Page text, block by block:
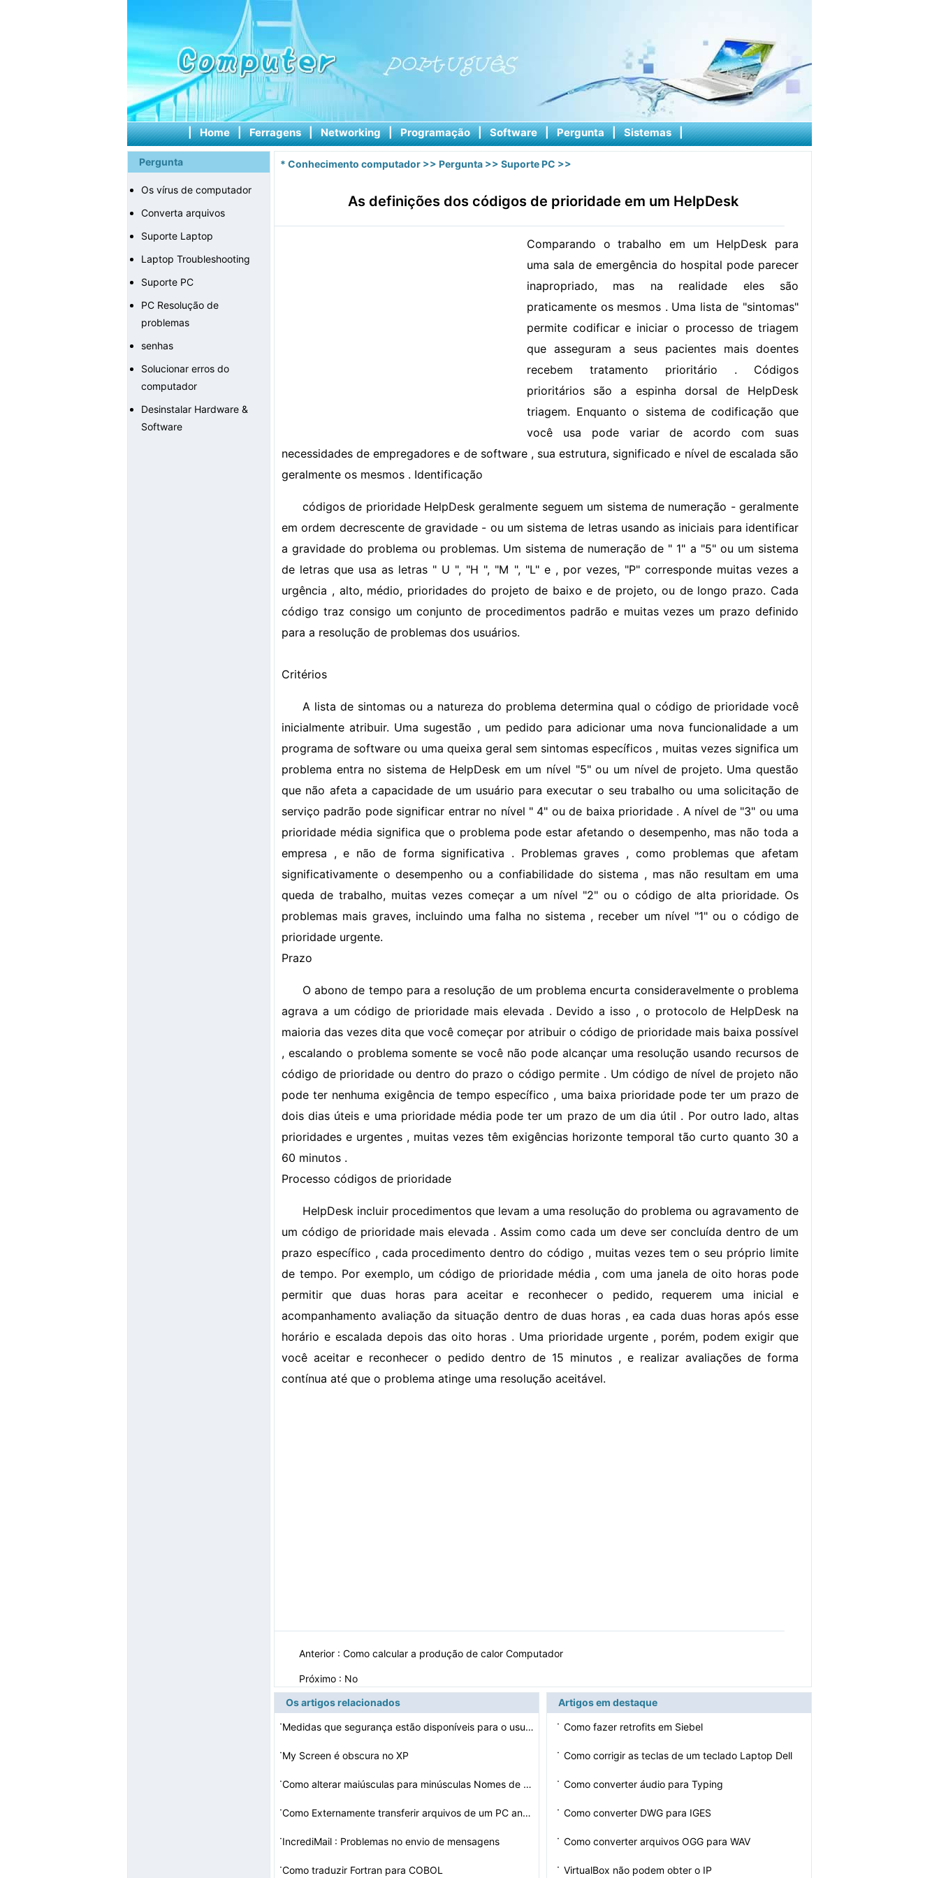
| Home | Ferragens | Networking | Programação | Software | Pergunta | Sistemas |
Pergunta
Os vírus de computador
Converta arquivos
Suporte Laptop
Laptop Troubleshooting
Suporte PC
PC Resolução de
problemas
senhas
Solucionar erros do
computador
Desinstalar Hardware &
Software
* Conhecimento computador >> Pergunta >> Suporte PC >>
As definições dos códigos de prioridade em um HelpDesk
Comparando o trabalho em um HelpDesk para
uma sala de emergência do hospital pode parecer
inapropriado, mas na realidade eles são
praticamente os mesmos . Uma lista de "sintomas"
permite codificar e iniciar o processo de triagem
que asseguram a seus pacientes mais doentes
recebem tratamento prioritário . Códigos
prioritários são a espinha dorsal de HelpDesk
triagem. Enquanto o sistema de codificação que
você usa pode variar de acordo com suas
necessidades de empregadores e de software , sua estrutura, significado e nível de escalada são
geralmente os mesmos . Identificação
códigos de prioridade HelpDesk geralmente seguem um sistema de numeração - geralmente
em ordem decrescente de gravidade - ou um sistema de letras usando as iniciais para identificar
a gravidade do problema ou problemas. Um sistema de numeração de " 1" a "5" ou um sistema
de letras que usa as letras " U ", "H ", "M ", "L" e , por vezes, "P" corresponde muitas vezes a
urgência , alto, médio, prioridades do projeto de baixo e de projeto, ou de longo prazo. Cada
código traz consigo um conjunto de procedimentos padrão e muitas vezes um prazo definido
para a resolução de problemas dos usuários.
Critérios
A lista de sintomas ou a natureza do problema determina qual o código de prioridade você
inicialmente atribuir. Uma sugestão , um pedido para adicionar uma nova funcionalidade a um
programa de software ou uma queixa geral sem sintomas específicos , muitas vezes significa um
problema entra no sistema de HelpDesk em um nível "5" ou um nível de projeto. Uma questão
que não afeta a capacidade de um usuário para executar o seu trabalho ou uma solicitação de
serviço padrão pode significar entrar no nível " 4" ou de baixa prioridade . A nível de "3" ou uma
prioridade média significa que o problema pode estar afetando o desempenho, mas não toda a
empresa , e não de forma significativa . Problemas graves , como problemas que afetam
significativamente o desempenho ou a confiabilidade do sistema , mas não resultam em uma
queda de trabalho, muitas vezes começar a um nível "2" ou o código de alta prioridade. Os
problemas mais graves, incluindo uma falha no sistema , receber um nível "1" ou o código de
prioridade urgente.
Prazo
O abono de tempo para a resolução de um problema encurta consideravelmente o problema
agrava a um código de prioridade mais elevada . Devido a isso , o protocolo de HelpDesk na
maioria das vezes dita que você começar por atribuir o código de prioridade mais baixa possível
, escalando o problema somente se você não pode alcançar uma resolução usando recursos de
código de prioridade ou dentro do prazo o código permite . Um código de nível de projeto não
pode ter nenhuma exigência de tempo específico , uma baixa prioridade pode ter um prazo de
dois dias úteis e uma prioridade média pode ter um prazo de um dia útil . Por outro lado, altas
prioridades e urgentes , muitas vezes têm exigências horizonte temporal tão curto quanto 30 a
60 minutos .
Processo códigos de prioridade
HelpDesk incluir procedimentos que levam a uma resolução do problema ou agravamento de
um código de prioridade mais elevada . Assim como cada um deve ser concluída dentro de um
prazo específico , cada procedimento dentro do código , muitas vezes tem o seu próprio limite
de tempo. Por exemplo, um código de prioridade média , com uma janela de oito horas pode
permitir que duas horas para aceitar e reconhecer o pedido, requerem uma inicial e
acompanhamento avaliação da situação dentro de duas horas , ea cada duas horas após esse
horário e escalada depois das oito horas . Uma prioridade urgente , porém, podem exigir que
você aceitar e reconhecer o pedido dentro de 15 minutos , e realizar avaliações de forma
contínua até que o problema atinge uma resolução aceitável.
Anterior : Como calcular a produção de calor Computador
Próximo : No
Os artigos relacionados
·
Medidas que segurança estão disponíveis para o usuá…
·My Screen é obscura no XP
· Como alterar maiúsculas para minúsculas Nomes de past…
· Como Externamente transferir arquivos de um PC antigo p…
·IncrediMail : Problemas no envio de mensagens
·Como traduzir Fortran para COBOL
Artigos em destaque
· Como fazer retrofits em Siebel
· Como corrigir as teclas de um teclado Laptop Dell
· Como converter áudio para Typing
· Como converter DWG para IGES
· Como converter arquivos OGG para WAV
· VirtualBox não podem obter o IP